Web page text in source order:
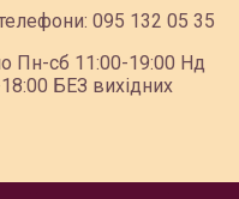
095 132 05 35
Пн-сб 11:00-19:00 Нд
БЕЗ вихідних